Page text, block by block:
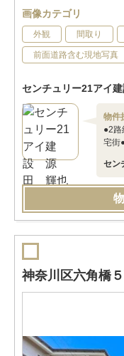
画像カテゴリ
外観 間取り
前面道路含む現地写真
センチュリー21アイ
物件
●2路
宅街
セン
神奈川区六角橋５